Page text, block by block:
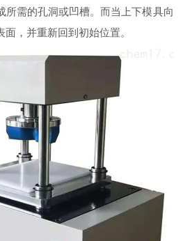
所需的孔洞或凹槽。而当上下模具向
面，并重新回到初始位置。